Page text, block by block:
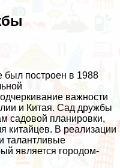
был построен в 1988
важности
и Китая. Сад дружбы
садовой планировки,
китайцев. В реализации
талантливые
является городом-